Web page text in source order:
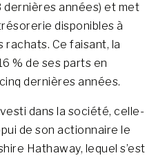
dernières années) et met
disponibles à
Ce faisant, la
% de ses parts en
dernières années.
dans la société, celle-
de son actionnaire le
Hathaway, lequel s’est